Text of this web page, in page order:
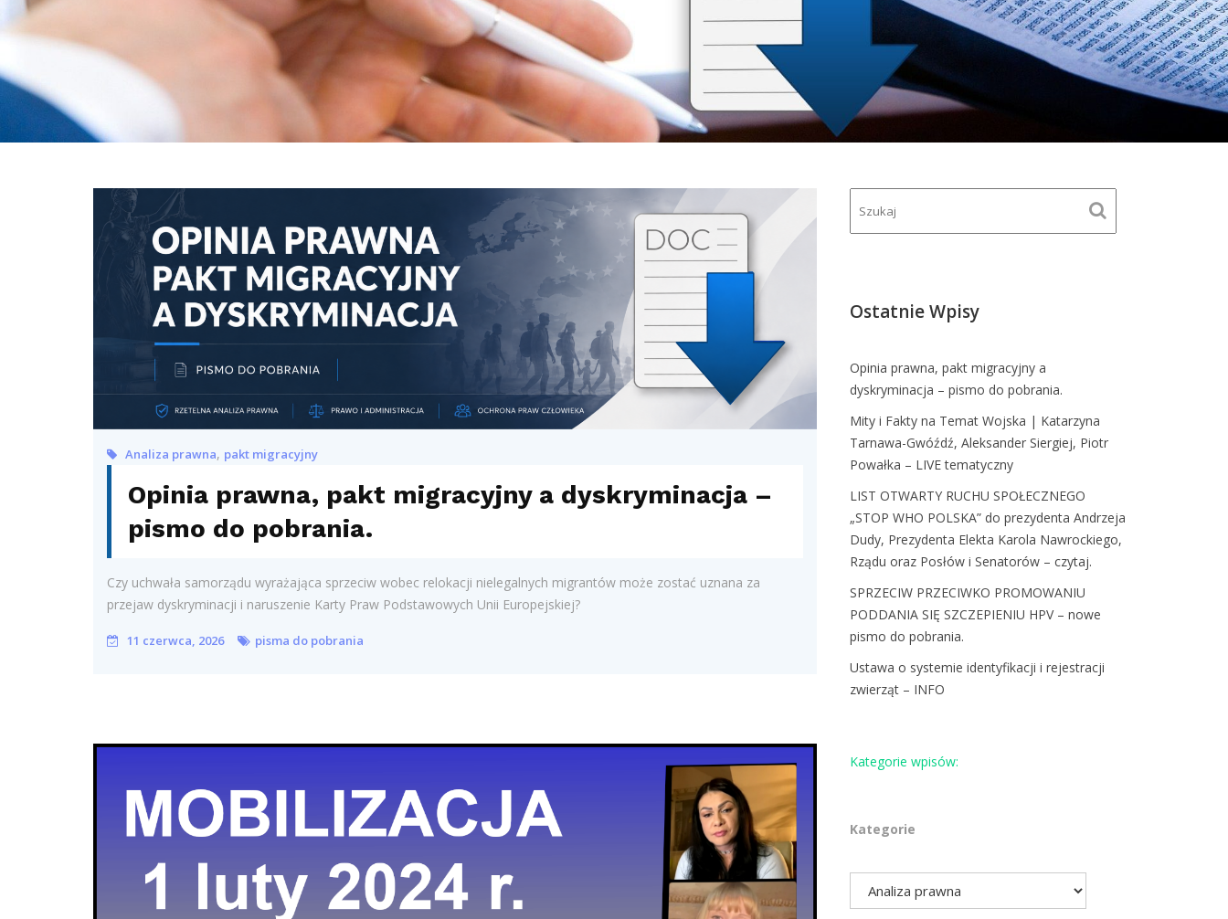
Analiza prawna, pakt migracyjny
Opinia prawna, pakt migracyjny a dyskryminacja –
pismo do pobrania.
Czy uchwała samorządu wyrażająca sprzeciw wobec relokacji nielegalnych migrantów może zostać uznana za
przejaw dyskryminacji i naruszenie Karty Praw Podstawowych Unii Europejskiej?
11 czerwca, 2026 pisma do pobrania
Ostatnie Wpisy
Opinia prawna, pakt migracyjny a
dyskryminacja – pismo do pobrania.
Mity i Fakty na Temat Wojska | Katarzyna
Tarnawa-Gwóźdź, Aleksander Siergiej, Piotr
Powałka – LIVE tematyczny
LIST OTWARTY RUCHU SPOŁECZNEGO
„STOP WHO POLSKA” do prezydenta Andrzeja
Dudy, Prezydenta Elekta Karola Nawrockiego,
Rządu oraz Posłów i Senatorów – czytaj.
SPRZECIW PRZECIWKO PROMOWANIU
PODDANIA SIĘ SZCZEPIENIU HPV – nowe
pismo do pobrania.
Ustawa o systemie identyfikacji i rejestracji
zwierząt – INFO
Kategorie wpisów:
Kategorie